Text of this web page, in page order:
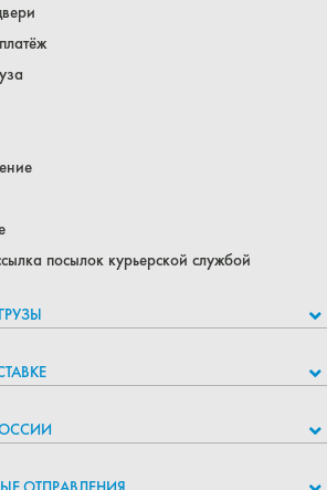
посылок курьерской службой